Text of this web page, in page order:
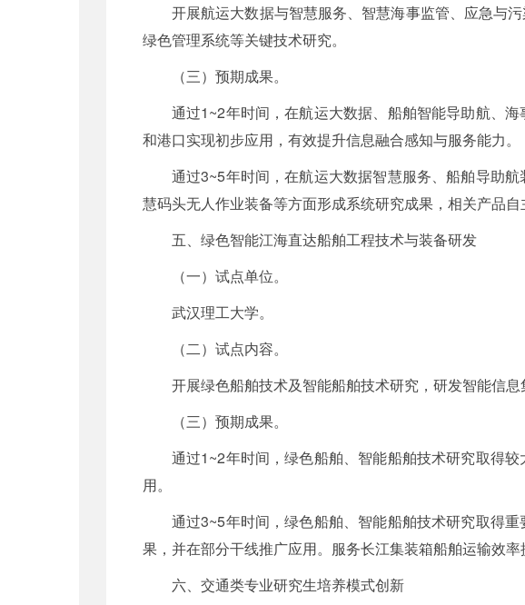
开展航运大数据与智慧服务、智慧海事监管、应急与
绿色管理系统等关键技术研究。
（三）预期成果。
通过1~2年时间，在航运大数据、船舶智能导助航、
和港口实现初步应用，有效提升信息融合感知与服务能力。
通过3~5年时间，在航运大数据智慧服务、船舶导助
慧码头无人作业装备等方面形成系统研究成果，相关产品
五、绿色智能江海直达船舶工程技术与装备研发
（一）试点单位。
武汉理工大学。
（二）试点内容。
开展绿色船舶技术及智能船舶技术研究，研发智能信
（三）预期成果。
通过1~2年时间，绿色船舶、智能船舶技术研究取得
用。
通过3~5年时间，绿色船舶、智能船舶技术研究取得
果，并在部分干线推广应用。服务长江集装箱船舶运输效
六、交通类专业研究生培养模式创新